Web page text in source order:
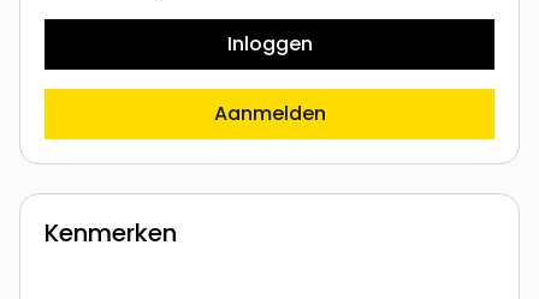
Inloggen
Aanmelden
Kenmerken